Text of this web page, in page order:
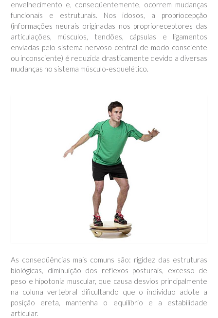
envelhecimento e, conseqüentemente, ocorrem mudanças
funcionais e estruturais. Nos idosos, a propriocepção
(informações neurais originadas nos proprioreceptores das
articulações, músculos, tendões, cápsulas e ligamentos
enviadas pelo sistema nervoso central de modo consciente
ou inconsciente) é reduzida drasticamente devido a diversas
mudanças no sistema músculo-esquelético.
As conseqüências mais comuns são: rigidez das estruturas
biológicas, diminuição dos reflexos posturais, excesso de
peso e hipotonia muscular, que causa desvios principalmente
na coluna vertebral dificultando que o individuo adote a
posição ereta, mantenha o equilíbrio e a estabilidade
articular.